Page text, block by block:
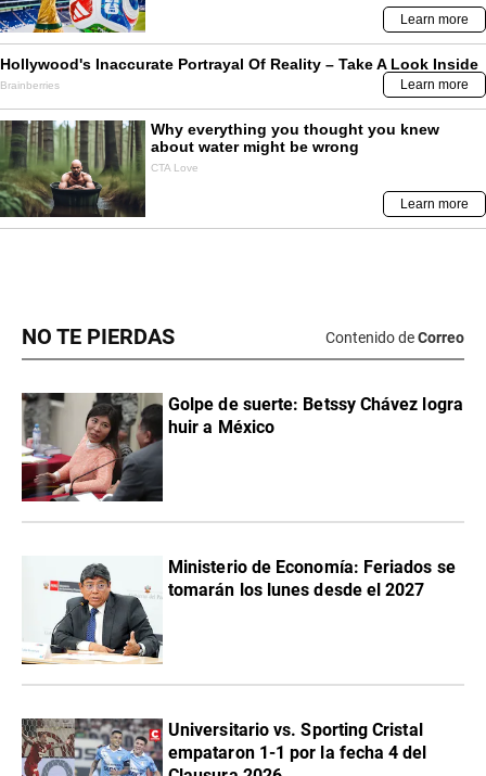
NO TE PIERDAS Contenido deCorreo
Golpe de suerte: Betssy Chávez logra
huir a México
Ministerio de Economía: Feriados se
tomarán los lunes desde el 2027
Universitario vs. Sporting Cristal
empataron 1-1 por la fecha 4 del